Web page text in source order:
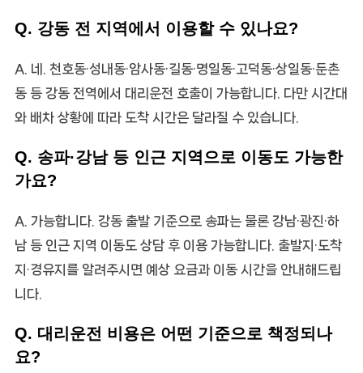
Q. 강동 전 지역에서 이용할 수 있나요?
A. 네. 천호동·성내동·암사동·길동·명일동·고덕동·상일동·둔촌
동 등 강동 전역에서 대리운전 호출이 가능합니다. 다만 시간대
와 배차 상황에 따라 도착 시간은 달라질 수 있습니다.
Q. 송파·강남 등 인근 지역으로 이동도 가능한
가요?
A. 가능합니다. 강동 출발 기준으로 송파는 물론 강남·광진·하
남 등 인근 지역 이동도 상담 후 이용 가능합니다. 출발지·도착
지·경유지를 알려주시면 예상 요금과 이동 시간을 안내해드립
니다.
Q. 대리운전 비용은 어떤 기준으로 책정되나
요?